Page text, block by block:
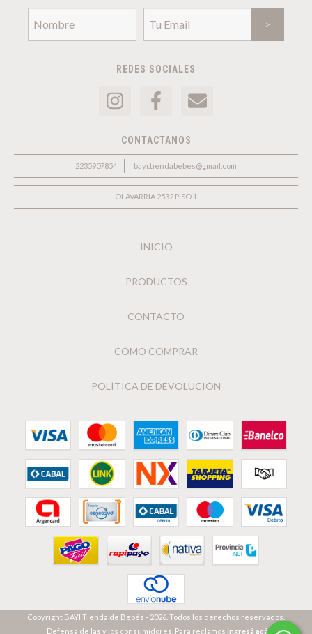
REDES SOCIALES
CONTACTANOS
2235907854 bayi.tiendabebes@gmail.com
OLAVARRIA 2532 PISO 1
INICIO
PRODUCTOS
CONTACTO
CÓMO COMPRAR
POLÍTICA DE DEVOLUCIÓN
Copyright BAYI Tienda de Bebés - 2026. Todos los derechos reservados.
Defensa de las y los consumidores. Para reclamos ingresá acá.